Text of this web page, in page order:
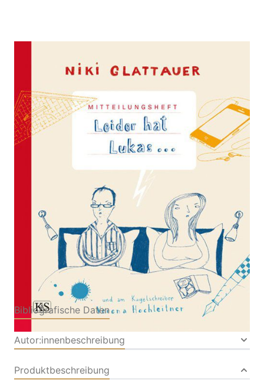
Leider hat Lukas...
Zur Wunschliste hinzufügen
Mitteilungsheft
Niki Glattauer
Verlag: Kremayr &
Scheriau
31.08.2013
Buch 192 Seiten
Paperback
ISBN: 978-3-218-
00881-5
Bibliografische Daten
Autor:innenbeschreibung
Produktbeschreibung